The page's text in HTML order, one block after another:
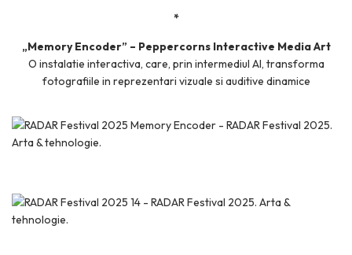
*
„Memory Encoder” – Peppercorns Interactive Media Art
O instalatie interactiva, care, prin intermediul AI, transforma
fotografiile in reprezentari vizuale si auditive dinamice